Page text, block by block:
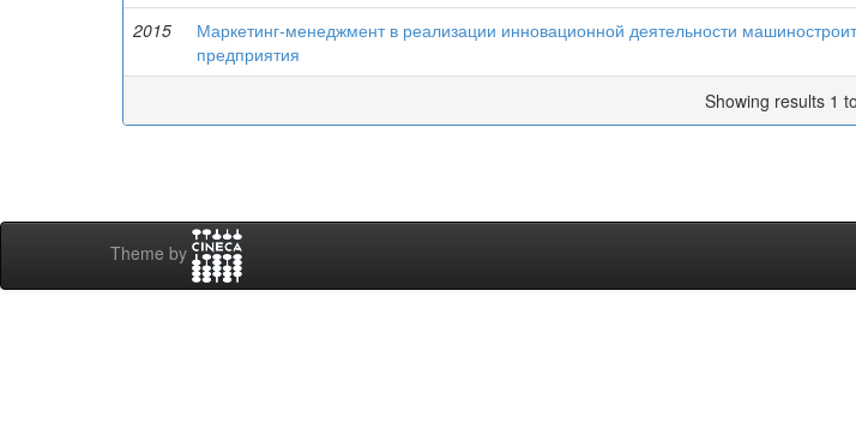
2015
Маркетинг-менеджмент в реализации инновационной деятельности
предприятия
Showing results 1
Theme by